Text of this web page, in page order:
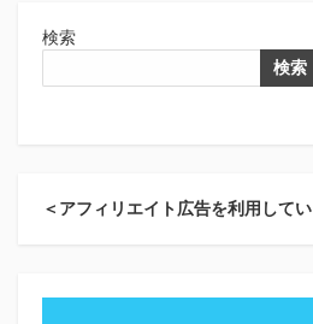
検索
検索
＜アフィリエイト広告を利用して